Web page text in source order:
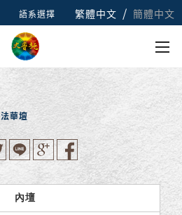
語系選擇 繁體中文 / 簡體中文
法華壇
內壇